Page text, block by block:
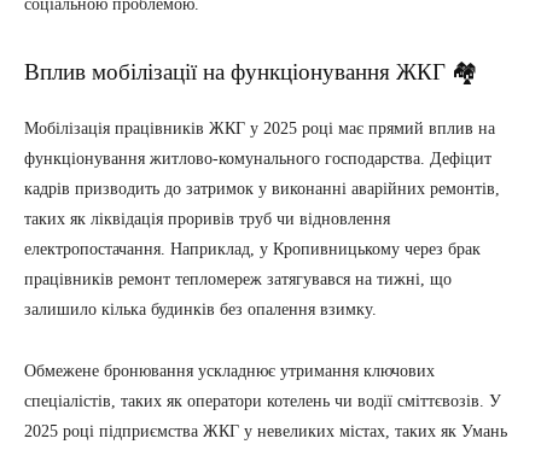
соціальною проблемою.
Вплив мобілізації на функціонування ЖКГ 🏘️
Мобілізація працівників ЖКГ у 2025 році має прямий вплив на
функціонування житлово-комунального господарства. Дефіцит
кадрів призводить до затримок у виконанні аварійних ремонтів,
таких як ліквідація проривів труб чи відновлення
електропостачання. Наприклад, у Кропивницькому через брак
працівників ремонт тепломереж затягувався на тижні, що
залишило кілька будинків без опалення взимку.
Обмежене бронювання ускладнює утримання ключових
спеціалістів, таких як оператори котелень чи водії сміттєвозів. У
2025 році підприємства ЖКГ у невеликих містах, таких як Умань